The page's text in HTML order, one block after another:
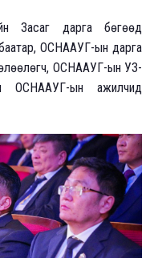
Засаг дарга бөгөөд
ОСНААУГ-ын дарга
ОСНААУГ-ын УЗ-
ОСНААУГ-ын ажилчид